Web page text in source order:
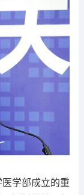
学部成立的重